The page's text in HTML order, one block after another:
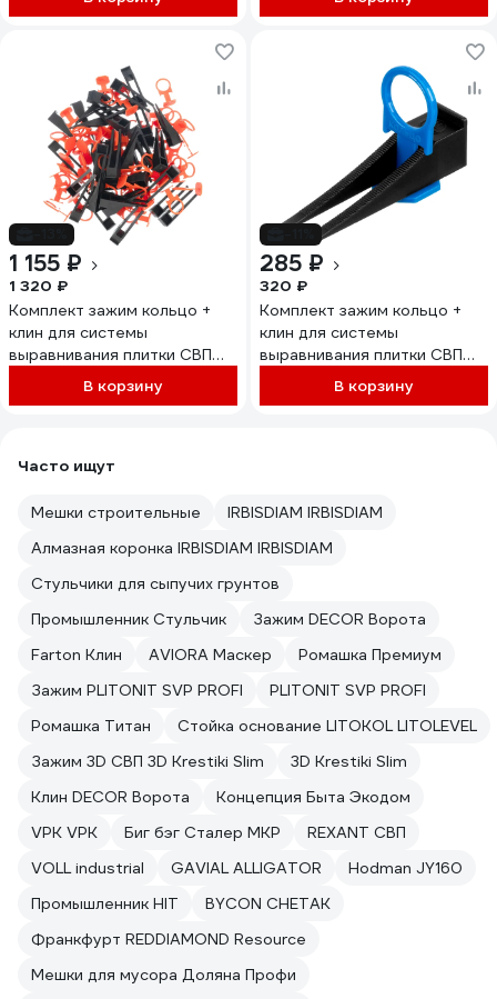
1 155 ₽
1 320 ₽
Комплект зажим кольцо +
клин для системы
выравнивания плитки СВП
250/250 шт, в коробе
СИБРТЕХ 88114
В корзину
285 ₽
320 ₽
Комплект зажим кольцо +
клин для системы
выравнивания плитки СВП
50/50 шт, в ведре СИБРТЕХ
В корзину
Часто ищут
Мешки строительные
IRBISDIAM IRBISDIAM
Алмазная коронка IRBISDIAM IRBISDIAM
Стульчики для сыпучих грунтов
Промышленник Стульчик
Зажим DECOR Ворота
Farton Клин
AVIORA Маскер
Ромашка Премиум
Зажим PLITONIT SVP PROFI
PLITONIT SVP PROFI
Ромашка Титан
Стойка основание LITOKOL LITOLEVEL
Зажим 3D СВП 3D Krestiki Slim
3D Krestiki Slim
Клин DECOR Ворота
Концепция Быта Экодом
VPK VPK
Биг бэг Сталер МКР
REXANT СВП
VOLL industrial
GAVIAL ALLIGATOR
Hodman JY160
Промышленник HIT
BYCON CHETAK
Франкфурт REDDIAMOND Resource
Мешки для мусора Доляна Профи